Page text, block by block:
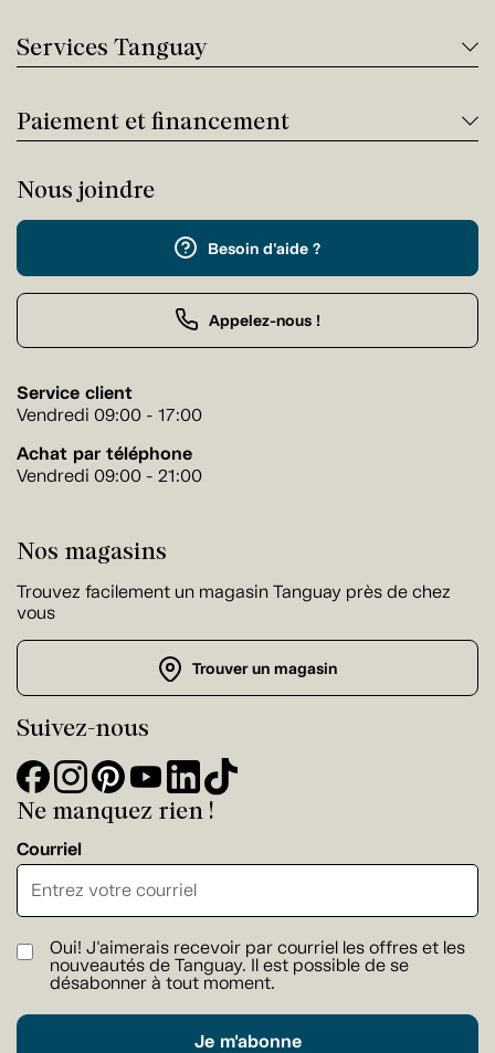
Services Tanguay
Paiement et financement
Nous joindre
Besoin d'aide ?
Appelez-nous !
Service client
Vendredi 09:00 - 17:00
Achat par téléphone
Vendredi 09:00 - 21:00
Nos magasins
Trouvez facilement un magasin Tanguay près de chez
vous
Trouver un magasin
Suivez-nous
Ne manquez rien !
Courriel
Oui! J'aimerais recevoir par courriel les offres et les
nouveautés de Tanguay. Il est possible de se
désabonner à tout moment.
Je m'abonne